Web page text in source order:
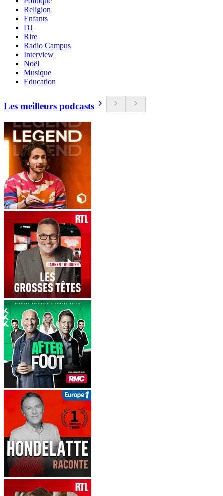
Religion
Enfants
DJ
Rire
Radio Campus
Interview
Noël
Musique
Education
Les meilleurs podcasts